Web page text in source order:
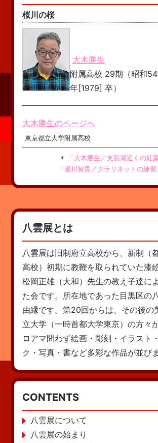
桜川の桜
大木勝生
附属高校 29期（昭和54
年[1979] 卒）
大木勝生のページへ
東京都立大学附属高校
「大木勝生／支笏湖近くの紅葉
「瀬川智貴／クラリネットの練習
八雲展とは
八雲展は旧制府立高校から、新制（
高校）初期に教鞭を取られていた漆
松岡正雄（大和）先生の教え子達に
た会です。所在地であった目黒区の
由縁です。第20回からは、その後の
立大学（一時首都大学東京）の方々
ロアマ問わず絵画・彫刻・イラスト
ク・写真・書など多彩な作品が並びま
CONTENTS
八雲展について
八雲展の始まり